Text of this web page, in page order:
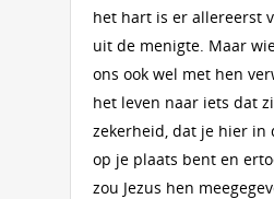
het hart is er allereerst
uit de menigte. Maar
ons ook wel met hen
het leven naar iets dat
zekerheid, dat je hier in
op je plaats bent en
zou Jezus hen